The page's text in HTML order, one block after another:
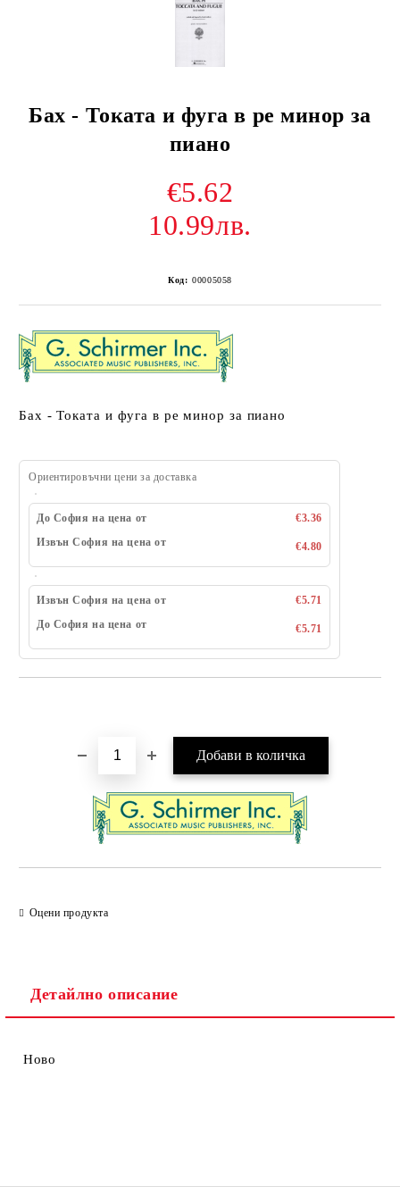
Бах - Токата и фуга в ре минор за
пиано
€5.62
10.99лв.
Код: 00005058
Бах - Токата и фуга в ре минор за пиано
Ориентировъчни цени за доставка
До София на цена от
€3.36
Извън София на цена от
€4.80
Извън София на цена от
€5.71
До София на цена от
€5.71
Оцени продукта
Детайлно описание
Ново